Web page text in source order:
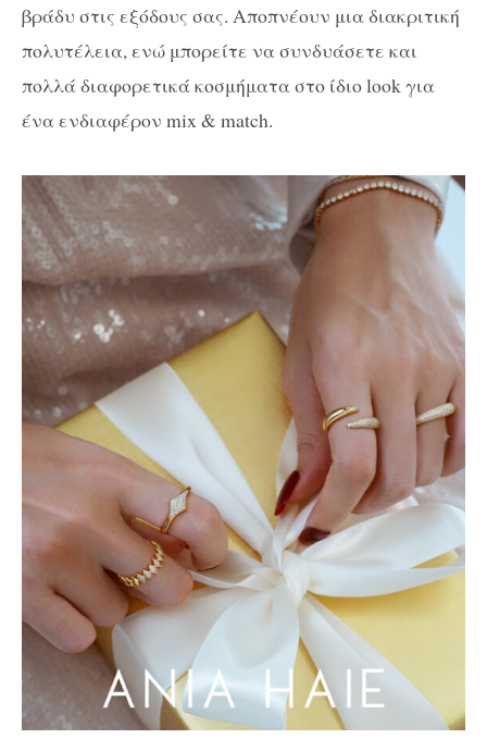
βράδυ στις εξόδους σας. Αποπνέουν μια διακριτική
πολυτέλεια, ενώ μπορείτε να συνδυάσετε και
πολλά διαφορετικά κοσμήματα στο ίδιο look για
ένα ενδιαφέρον mix & match.